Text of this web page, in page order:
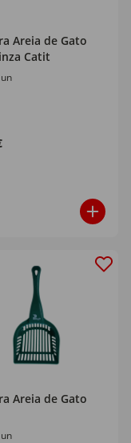
Areia de Gato
Catit
Areia de Gato